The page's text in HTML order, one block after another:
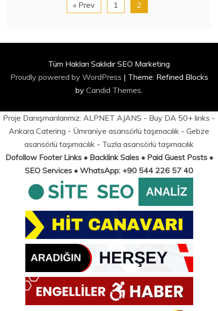
« Prev 1 2
Tüm Hakları Saklıdır SEO Marketing
Proudly powered by WordPress | Theme: Refined Blocks
by Candid Themes.
Proje Danışmanlarımız: ALPNET AJANS - Buy DA 50+ links -
Ankara Catering - Ümraniye asansörlü taşımacılık - Gebze
asansörlü taşımacılık - Tuzla asansörlü taşımacılık
Dofollow Footer Links • Backlink Sales • Paid Guest Posts •
SEO Services • WhatsApp: +90 544 226 57 40